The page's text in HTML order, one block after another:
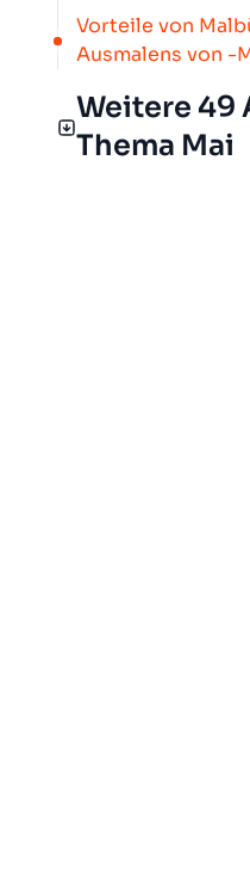
Vorteile von
Ausmalens von -
Weitere 49
Thema Mai